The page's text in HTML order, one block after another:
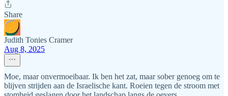
Share
Judith Tonies Cramer
Aug 8, 2025
Moe, maar onvermoeibaar. Ik ben het zat, maar sober genoeg om te
blijven strijden aan de Israelische kant. Roeien tegen de stroom met